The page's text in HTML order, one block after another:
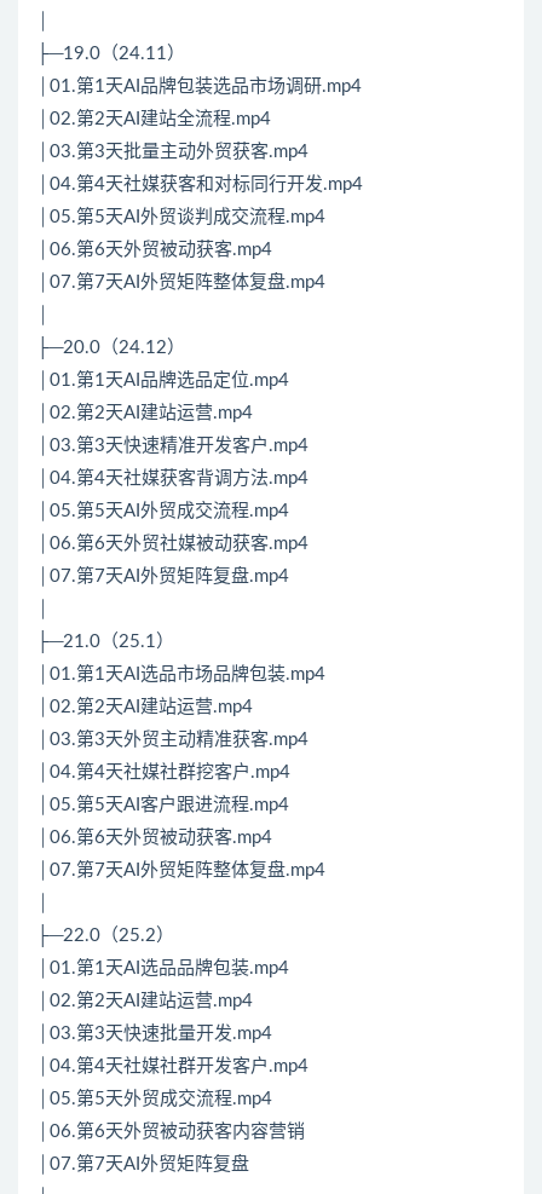
├─19.0（24.11）
│01.第1天AI品牌包装选品市场调研.mp4
│02.第2天AI建站全流程.mp4
│03.第3天批量主动外贸获客.mp4
│04.第4天社媒获客和对标同行开发.mp4
│05.第5天AI外贸谈判成交流程.mp4
│06.第6天外贸被动获客.mp4
│07.第7天AI外贸矩阵整体复盘.mp4
├─20.0（24.12）
│01.第1天AI品牌选品定位.mp4
│02.第2天AI建站运营.mp4
│03.第3天快速精准开发客户.mp4
│04.第4天社媒获客背调方法.mp4
│05.第5天AI外贸成交流程.mp4
│06.第6天外贸社媒被动获客.mp4
│07.第7天AI外贸矩阵复盘.mp4
├─21.0（25.1）
│01.第1天AI选品市场品牌包装.mp4
│02.第2天AI建站运营.mp4
│03.第3天外贸主动精准获客.mp4
│04.第4天社媒社群挖客户.mp4
│05.第5天AI客户跟进流程.mp4
│06.第6天外贸被动获客.mp4
│07.第7天AI外贸矩阵整体复盘.mp4
├─22.0（25.2）
│01.第1天AI选品品牌包装.mp4
│02.第2天AI建站运营.mp4
│03.第3天快速批量开发.mp4
│04.第4天社媒社群开发客户.mp4
│05.第5天外贸成交流程.mp4
│06.第6天外贸被动获客内容营销
│07.第7天AI外贸矩阵复盘